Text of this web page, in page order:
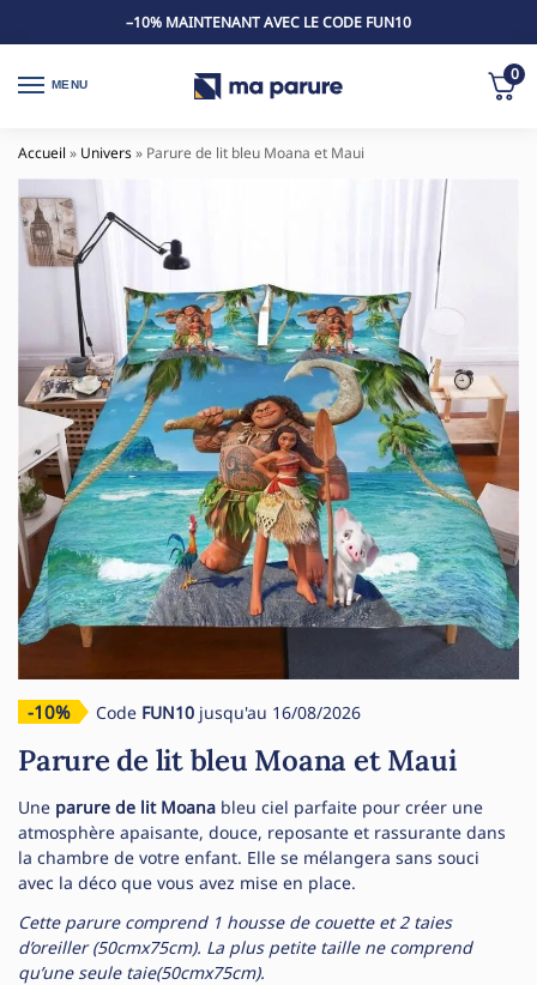
–10% MAINTENANT AVEC LE CODE FUN10
MENU
0
Accueil » Univers» Parure de lit bleu Moana et Maui
-10% Code FUN10 jusqu'au 16/08/2026
Parure de lit bleu Moana et Maui
Une parure de lit Moana bleu ciel parfaite pour créer une
atmosphère apaisante, douce, reposante et rassurante dans
la chambre de votre enfant. Elle se mélangera sans souci
avec la déco que vous avez mise en place.
Cette parure comprend 1 housse de couette et 2 taies
d’oreiller (50cmx75cm). La plus petite taille ne comprend
qu’une seule taie(50cmx75cm).